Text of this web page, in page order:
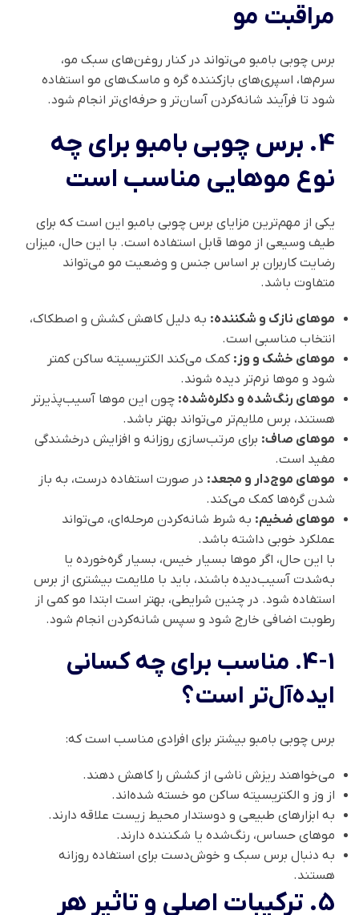
مراقبت مو
برس چوبی بامبو می‌تواند در کنار روغن‌های سبک مو،
سرم‌ها، اسپری‌های بازکننده گره و ماسک‌های مو استفاده
شود تا فرآیند شانه‌کردن آسان‌تر و حرفه‌ای‌تر انجام شود.
4. برس چوبی بامبو برای چه
نوع موهایی مناسب است
یکی از مهم‌ترین مزایای برس چوبی بامبو این است که برای
طیف وسیعی از موها قابل استفاده است. با این حال، میزان
رضایت کاربران بر اساس جنس و وضعیت مو می‌تواند
متفاوت باشد.
موهای نازک و شکننده: به دلیل کاهش کشش و اصطکاک،
انتخاب مناسبی است.
موهای خشک و وز: کمک می‌کند الکتریسیته ساکن کمتر
شود و موها نرم‌تر دیده شوند.
موهای رنگ‌شده و دکلره‌شده: چون این موها آسیب‌پذیرتر
هستند، برس ملایم‌تر می‌تواند بهتر باشد.
موهای صاف: برای مرتب‌سازی روزانه و افزایش درخشندگی
مفید است.
موهای موج‌دار و مجعد: در صورت استفاده درست، به باز
شدن گره‌ها کمک می‌کند.
موهای ضخیم: به شرط شانه‌کردن مرحله‌ای، می‌تواند
عملکرد خوبی داشته باشد.
با این حال، اگر موها بسیار خیس، بسیار گره‌خورده یا
به‌شدت آسیب‌دیده باشند، باید با ملایمت بیشتری از برس
استفاده شود. در چنین شرایطی، بهتر است ابتدا مو کمی از
رطوبت اضافی خارج شود و سپس شانه‌کردن انجام شود.
4-1. مناسب برای چه کسانی
ایده‌آل‌تر است؟
برس چوبی بامبو بیشتر برای افرادی مناسب است که:
می‌خواهند ریزش ناشی از کشش را کاهش دهند.
از وز و الکتریسیته ساکن مو خسته شده‌اند.
به ابزارهای طبیعی و دوستدار محیط زیست علاقه دارند.
موهای حساس، رنگ‌شده یا شکننده دارند.
به دنبال برس سبک و خوش‌دست برای استفاده روزانه
هستند.
5. ترکیبات اصلی و تاثیر هر